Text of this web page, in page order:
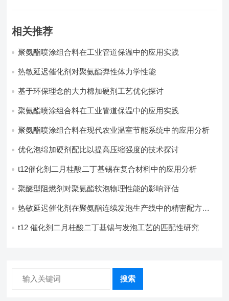
相关推荐
聚氨酯喷涂组合料在工业管道保温中的应用实践
热敏延迟催化剂对聚氨酯弹性体力学性能
基于环保理念的大力棉加硬剂工艺优化探讨
聚氨酯喷涂组合料在工业管道保温中的应用实践
聚氨酯喷涂组合料在现代农业温室节能系统中的应用分析​
优化泡绵加硬剂配比以提高压缩强度的技术探讨
t12催化剂二月桂酸二丁基锡在复合材料中的应用分析
聚醚型阻燃剂对聚氨酯软泡物理性能的影响评估​
热敏延迟催化剂在聚氨酯连续发泡生产线中的精密配方设
t12 催化剂二月桂酸二丁基锡与发泡工艺的匹配性研究
搜索